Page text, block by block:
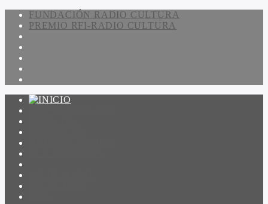
FUNDACIÓN RADIO CULTURA
PREMIO RFI-RADIO CULTURA